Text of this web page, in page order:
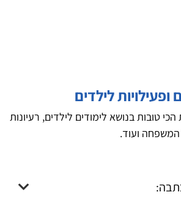
לילדים
טובות בנושא לימודים לילדים, רעיונות
המשפחה ועוד.